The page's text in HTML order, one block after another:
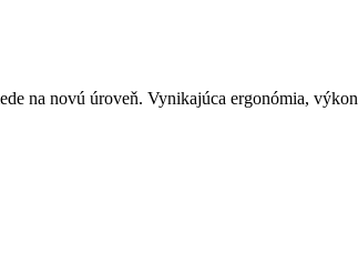
na novú úroveň. Vynikajúca ergonómia,